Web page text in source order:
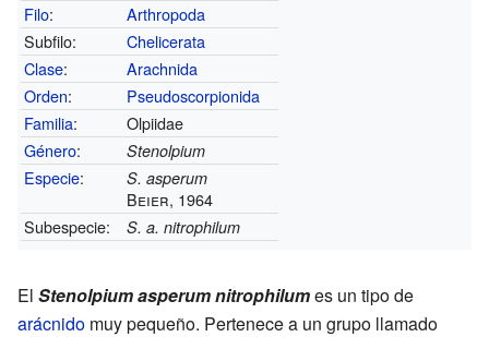
Filo:
Arthropoda
Subfilo:
Chelicerata
Clase:
Arachnida
Orden:
Pseudoscorpionida
Familia:
Olpiidae
Género: Stenolpium
Especie: S. asperum
Beier, 1964
Subespecie:
S. a. nitrophilum
El Stenolpium asperum nitrophilumes un tipo de
arácnido muy pequeño. Pertenece a un grupo llamado